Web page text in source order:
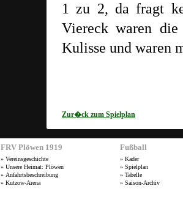
1 zu 2, da fragt
Viereck waren
Kulisse und waren
Zur�ck zum Spielplan
FRV Plöwen 1919
» Vereinsgeschichte
» Unsere Heimat: Plöwen
» Anfahrtsbeschreibung
» Kutzow-Arena
Fußball
» Kader
» Spielplan
» Tabelle
» Saison-Archiv